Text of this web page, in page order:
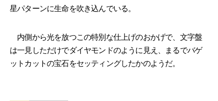
星パターンに生命を吹き込んでいる。
内側から光を放つこの特別な仕上げのおかげで、文字盤
は一見しただけでダイヤモンドのように見え、まるでバゲ
ットカットの宝石をセッティングしたかのようだ。